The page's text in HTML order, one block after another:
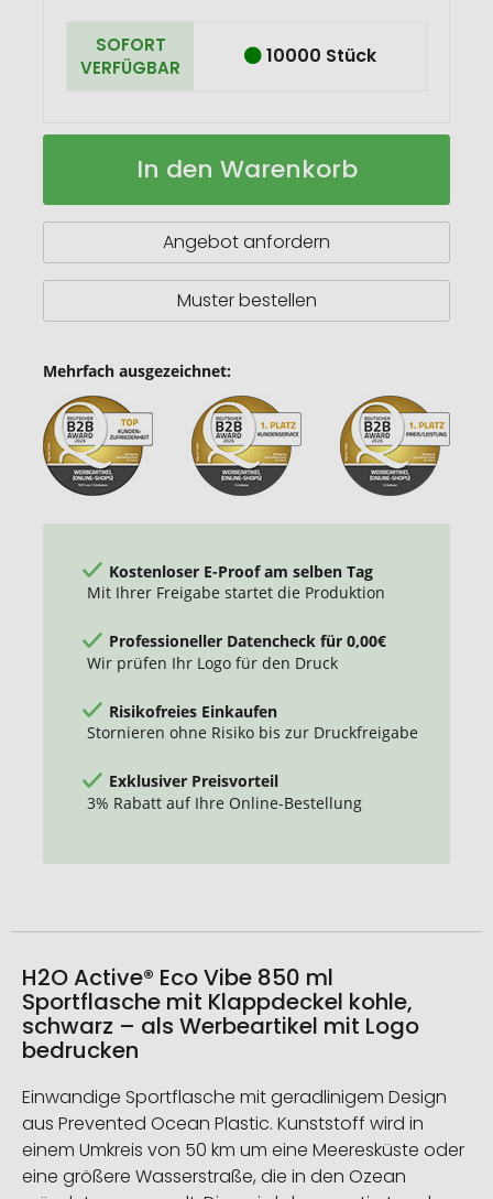
SOFORT
VERFÜGBAR
10000 Stück
H2O
Vibe
Sportflasche
Klappdeckel
Auf
In den Warenkorb
Angebot anfordern
Muster bestellen
Mehrfach ausgezeichnet:
Kostenloser E-Proof am selben Tag
Mit Ihrer Freigabe startet die Produktion
Professioneller Datencheck für 0,00€
Wir prüfen Ihr Logo für den Druck
Risikofreies Einkaufen
Stornieren ohne Risiko bis zur Druckfreigabe
Exklusiver Preisvorteil
3% Rabatt auf Ihre Online-Bestellung
H2O Active® Eco Vibe 850 ml
Sportflasche mit Klappdeckel kohle,
schwarz – als Werbeartikel mit Logo
bedrucken
Einwandige Sportflasche mit geradlinigem Design
aus Prevented Ocean Plastic. Kunststoff wird in
einem Umkreis von 50 km um eine Meeresküste oder
eine größere Wasserstraße, die in den Ozean